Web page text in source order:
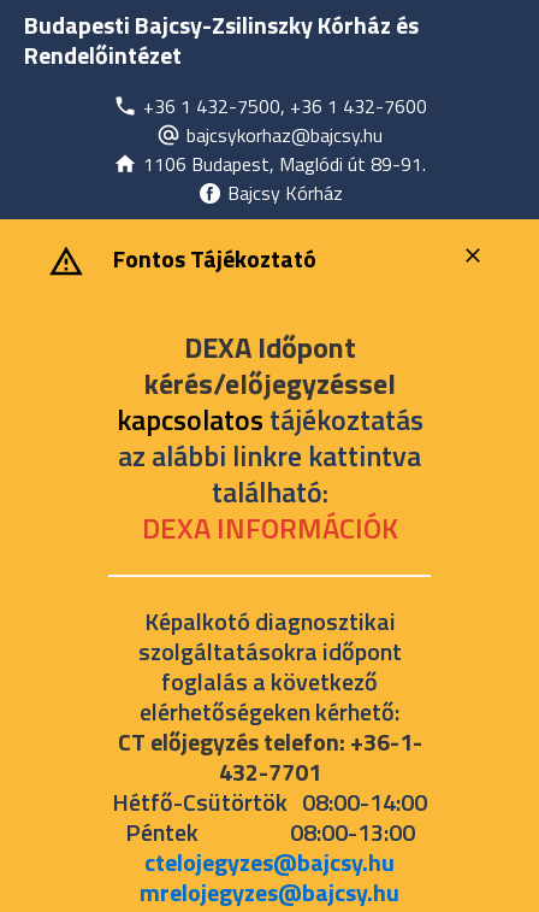
Budapesti Bajcsy-Zsilinszky Kórház és
Rendelőintézet
+36 1 432-7500, +36 1 432-7600
bajcsykorhaz@bajcsy.hu
1106 Budapest, Maglódi út 89-91.
Bajcsy Kórház
‎ ‎Fontos Tájékoztató
DEXA Időpont
kérés/előjegyzéssel
kapcsolatostájékoztatás
az alábbi linkre kattintva
található:
DEXA INFORMÁCIÓK
Képalkotó diagnosztikai
szolgáltatásokra időpont
foglalás a következő
elérhetőségeken kérhető:
CT előjegyzés telefon: +36-1-
432-7701
Hétfő-Csütörtök 08:00-14:00
Péntek 08:00-13:00
ctelojegyzes@bajcsy.hu
mrelojegyzes@bajcsy.hu